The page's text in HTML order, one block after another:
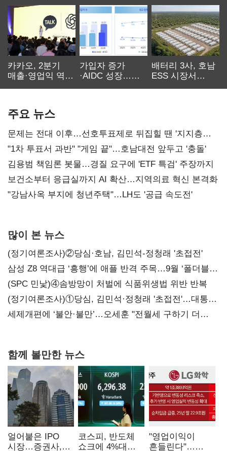
카카오, 2분기
매출·영업익 역대
가입자 증가
·AIDC 성장…
배터리 3사, 호남
ESS 시장서
주요 뉴스
문제는 전대 이후…선호투표제로 뒤집힐 땐 '지지층
불복'
"1차 투표서 과반" "게임 끝"…호남대전 앞두고 '충돌'
김용범 책임론 봇물…경질 요구에 'ETF 특검' 주장까지
보건소부터 응급실까지 AI 확산…지역의료 혁신 본격화
"강남사옥 부지에 청년주택"…LH도 '공급 속도전'
많이 본 뉴스
(정기여론조사)②당심·호남, 김민석-정청래 '초접전'
삼성 Z8 역대급 ‘흥행’에 애플 반격 주목…9월 ‘폴더블
대전’
(SPC 민낯)④솜방망이 처벌에 식품위생법 위반 반복
(정기여론조사)①당심, 김민석·정청래 '초접전'…대통령
지지도 '50% 아래로'(종합)
세제개편에 ‘불안·불만’…오세훈 "전월세 구하기 더
함께 볼만한 뉴스
얼어붙은 IPO
시장…증권사,
코스피, 반도체
쇼크에 4%대
"영업이익이
흔들린다"…